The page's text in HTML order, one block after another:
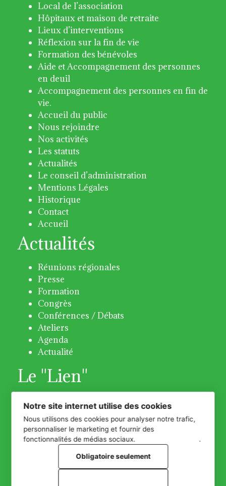
Local de l’association
Hôpitaux et maison de retraite
Lieux d’interventions
Réflexion sur la fin de vie
Formation des bénévoles
Aide et Accompagnement des personnes
en deuil
Accompagnement des personnes en fin de
vie.
Accueil du public
Nous rejoindre
Nos activités
Les statuts
Actualités
Le conseil d’administration
Mentions Légales
Historique
Contact
Accueil
Actualités
Réunions régionales
Presse
Formation
Congrès
Conférences / Débats
Ateliers
Agenda
Actualité
Le "Lien"
Bulletin 31 - Octobre 2018
Bulletin 32 -Avril 2019
Bulletin 33 -Décembre 2019
Bulletin 34 - Décembre 2020
Bulletin 35 - Juin 2021
Bulletin 36 - Décembre 2022
Bulletin 37 - Juin 2023
Notre site internet utilise des cookies
Nous utilisons des cookies pour analyser notre trafic,
personnaliser le marketing et fournir des
fonctionnalités de médias sociaux.
.
Obligatoire seulement